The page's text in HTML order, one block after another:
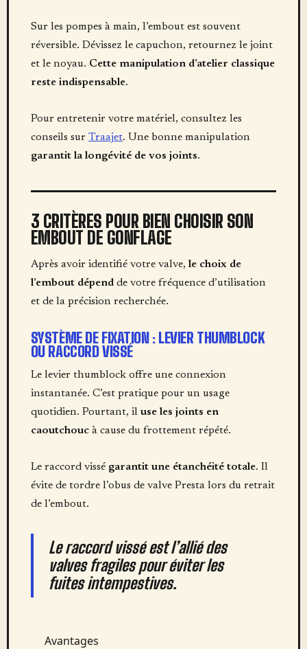
Sur les pompes à main, l’embout est souvent
réversible. Dévissez le capuchon, retournez le joint
et le noyau. Cette manipulation d’atelier classique
reste indispensable.
Pour entretenir votre matériel, consultez les
conseils sur Traajet. Une bonne manipulation
garantit la longévité de vos joints.
3 CRITÈRES POUR BIEN CHOISIR SON
EMBOUT DE GONFLAGE
Après avoir identifié votre valve, le choix de
l’embout dépendde votre fréquence d’utilisation
et de la précision recherchée.
SYSTÈME DE FIXATION : LEVIER THUMBLOCK
OU RACCORD VISSÉ
Le levier thumblock offre une connexion
instantanée. C’est pratique pour un usage
quotidien. Pourtant, il use les joints en
caoutchoucà cause du frottement répété.
Le raccord vissé garantit une étanchéité totale. Il
évite de tordre l’obus de valve Presta lors du retrait
de l’embout.
Le raccord vissé est l’allié des
valves fragiles pouréviter les
fuites intempestives.
Avantages